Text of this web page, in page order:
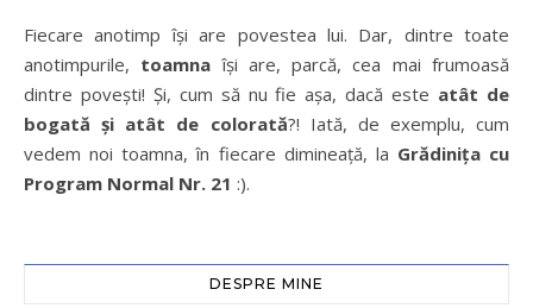
Fiecare anotimp îşi are povestea lui. Dar, dintre toate
anotimpurile, toamna îşi are, parcă, cea mai frumoasă
dintre poveşti! Şi, cum să nu fie aşa, dacă este atât de
bogată şi atât de colorată?! Iată, de exemplu, cum
vedem noi toamna, în fiecare dimineaţă, la Grădiniţa cu
Program Normal Nr. 21 :).
DESPRE MINE